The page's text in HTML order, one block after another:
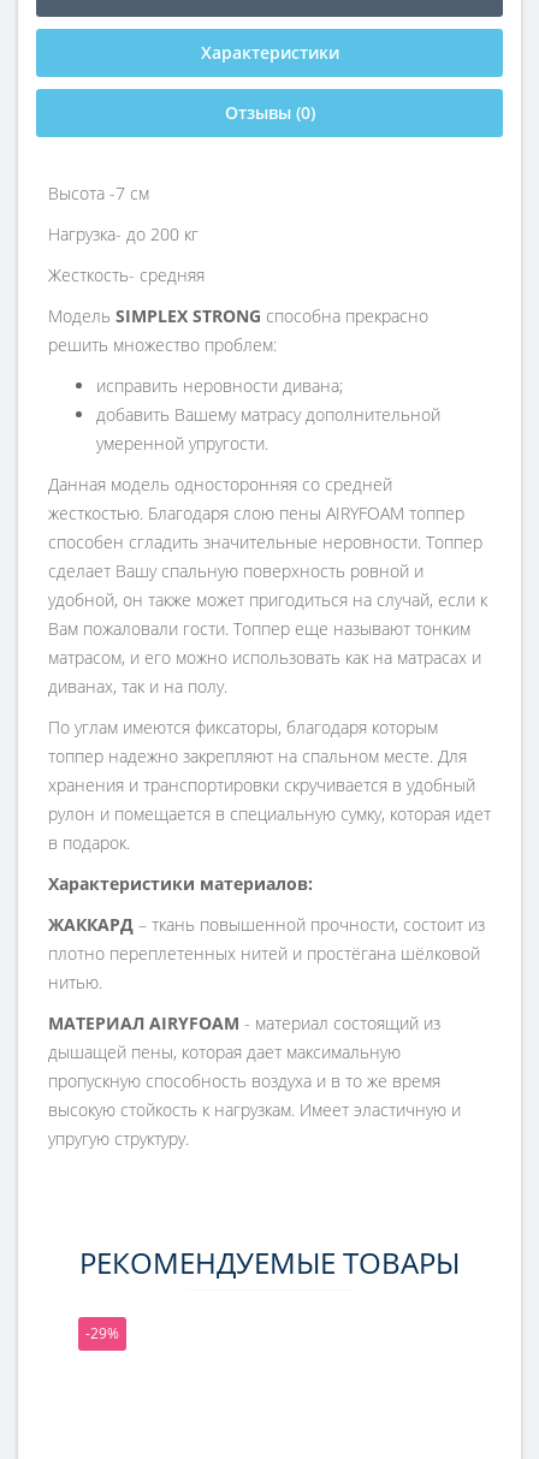
Характеристики
Отзывы (0)
Высота -7 см
Нагрузка- до 200 кг
Жесткость- средняя
Модель SIMPLEX STRONG способна прекрасно
решить множество проблем:
исправить неровности дивана;
добавить Вашему матрасу дополнительной
умеренной упругости.
Данная модель односторонняя со средней
жесткостью. Благодаря слою пены AIRYFOAM топпер
способен сгладить значительные неровности. Топпер
сделает Вашу спальную поверхность ровной и
удобной, он также может пригодиться на случай, если к
Вам пожаловали гости. Топпер еще называют тонким
матрасом, и его можно использовать как на матрасах и
диванах, так и на полу.
По углам имеются фиксаторы, благодаря которым
топпер надежно закрепляют на спальном месте. Для
хранения и транспортировки скручивается в удобный
рулон и помещается в специальную сумку, которая идет
в подарок.
Характеристики материалов:
ЖАККАРД – ткань повышенной прочности, состоит из
плотно переплетенных нитей и простёгана шёлковой
нитью.
МАТЕРИАЛ AIRYFOAM - материал состоящий из
дышащей пены, которая дает максимальную
пропускную способность воздуха и в то же время
высокую стойкость к нагрузкам. Имеет эластичную и
упругую структуру.
РЕКОМЕНДУЕМЫЕ ТОВАРЫ
-29%